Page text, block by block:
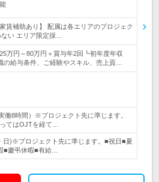
賃補助あり】 配属は各エリアのプロジェク
い エリア限定採…
25万円～80万円＋賞与年2回┗初年度年収
の給与条件、ご経験やスキル、売上貢…
8時間）※プロジェクト先に準じます。
てはOJTを経て…
日)※プロジェクト先に準じます。■祝日■夏
■慶弔休暇■有給…